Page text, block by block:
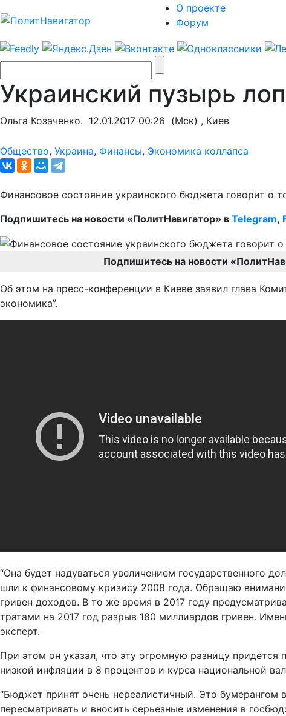
О проекте
Форум
Украинский пузырь
Ольга Козаченко. 12.01.2017 00:26 (Мск) , Киев
Общество, Украина, Финансы, Экономика коллапса
Финансовое состояние украинского бюджета говорит о
Подпишитесь на новости «ПолитНавигатор» в Telegram,
Подпишитесь на новости
Об этом на пресс-конференции в Киеве заявил глава
экономика”.
“Она будет надуваться увеличением государственного
шли к финансовому кризису 2008 года. Обращаю
гривен доходов. В то же время в 2017 году
тратами на 2017 год разрыв 180 миллиардов гривен.
эксперт.
При этом он указал, что эту огромную разницу придется
низкой инфляции в 8 процентов и курса национальной
“Бюджет принят очень нереалистичный. Это бумерангом
пересматривать и вносить серьезные изменения в